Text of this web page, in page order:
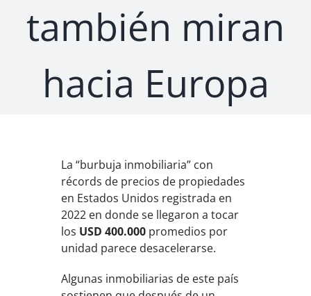
también miran
hacia Europa
La “burbuja inmobiliaria” con
récords de precios de propiedades
en Estados Unidos registrada en
2022 en donde se llegaron a tocar
los USD 400.000 promedios por
unidad parece desacelerarse.
Algunas inmobiliarias de este país